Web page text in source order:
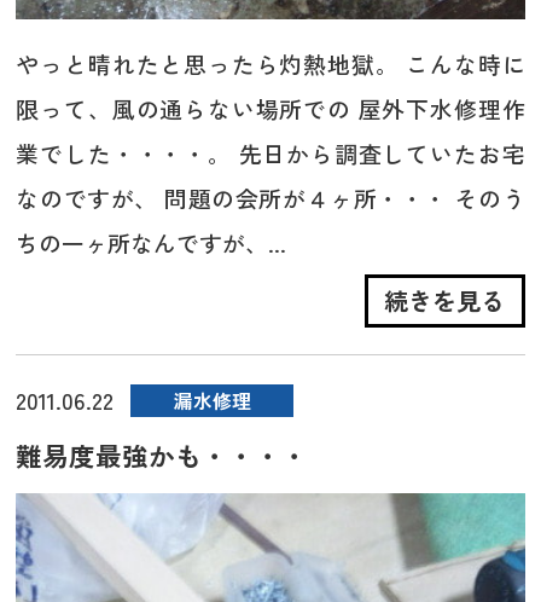
やっと晴れたと思ったら灼熱地獄。 こんな時に
限って、風の通らない場所での 屋外下水修理作
業でした・・・・。 先日から調査していたお宅
なのですが、 問題の会所が４ヶ所・・・ そのう
ちの一ヶ所なんですが、...
続きを見る
2011.06.22 漏水修理
難易度最強かも・・・・